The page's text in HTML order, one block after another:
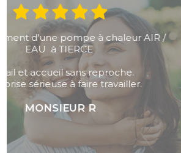
Installation d'une pompe à
remplacement d'une
Bonne qualité
MONSIEUR TRICOT